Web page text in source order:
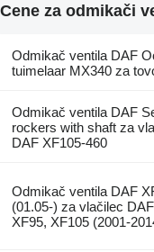
Cene za odmikači
Odmikač ventila DAF
tuimelaar MX340 za
Odmikač ventila DAF
rockers with shaft za
DAF XF105-460
Odmikač ventila DAF
(01.05-) za vlačilec DAF
XF95, XF105 (2001-